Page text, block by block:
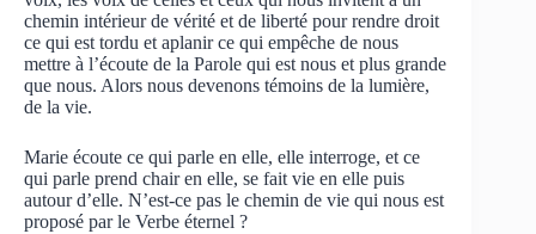
chemin intérieur de vérité et de liberté pour rendre droit
ce qui est tordu et aplanir ce qui empêche de nous
mettre à l’écoute de la Parole qui est nous et plus grande
que nous. Alors nous devenons témoins de la lumière,
de la vie.
Marie écoute ce qui parle en elle, elle interroge, et ce
qui parle prend chair en elle, se fait vie en elle puis
autour d’elle. N’est-ce pas le chemin de vie qui nous est
proposé par le Verbe éternel ?